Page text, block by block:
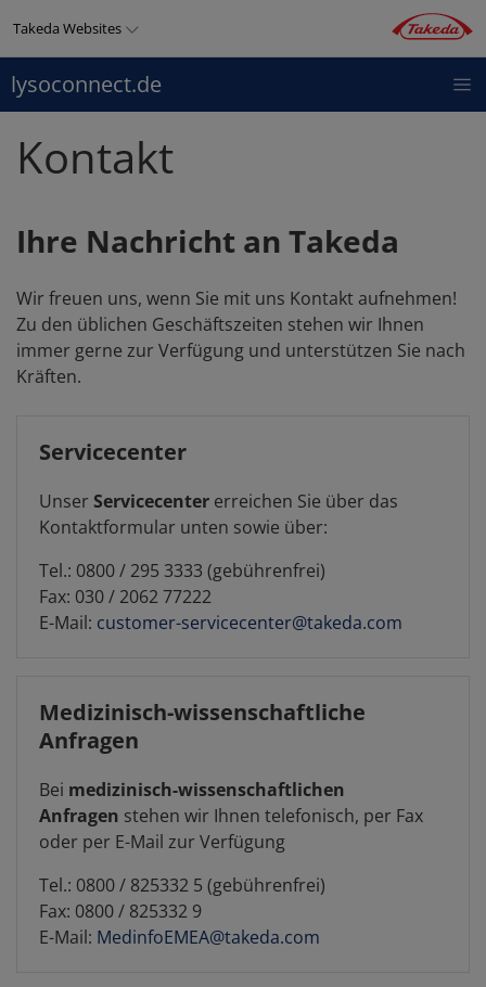
zum
Inhalt
Takeda Websites
Top
menu
LYSOCONNECT
lysoconnect.de
Kontakt
Ihre Nachricht an Takeda
Wir freuen uns, wenn Sie mit uns Kontakt aufnehmen!
Zu den üblichen Geschäftszeiten stehen wir Ihnen
immer gerne zur Verfügung und unterstützen Sie nach
Kräften.
Servicecenter
Unser Servicecenter erreichen Sie über das
Kontaktformular unten sowie über:
Tel.: 0800 / 295 3333 (gebührenfrei)
Fax: 030 / 2062 77222
E-Mail: customer-servicecenter@takeda.com
Medizinisch-wissenschaftliche
Anfragen
Bei medizinisch-wissenschaftlichen
Anfragen stehen wir Ihnen telefonisch, per Fax
oder per E-Mail zur Verfügung
Tel.: 0800 / 825332 5 (gebührenfrei)
Fax: 0800 / 825332 9
E-Mail: MedinfoEMEA@takeda.com